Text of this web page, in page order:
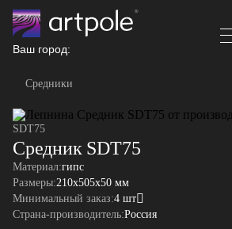
Ваш город:
Средники
SDT75
Средник SDT75
Материал:гипс
Размеры:210x505x50 мм
Минимальный заказ:4 шт
Страна-производитель:Россия